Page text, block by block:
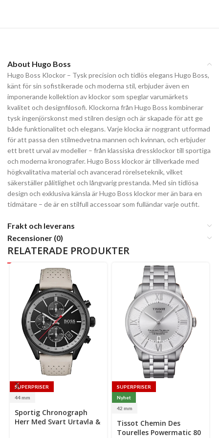
About Hugo Boss
Hugo Boss Klockor – Tysk precision och tidlös elegans Hugo Boss,
känt för sin sofistikerade och moderna stil, erbjuder även en
imponerande kollektion av klockor som speglar varumärkets
kvalitet och designfilosofi. Klockorna från Hugo Boss kombinerar
tysk ingenjörskonst med stilren design och är skapade för att ge
både funktionalitet och elegans. Varje klocka är noggrant utformad
för att passa den stilmedvetna mannen och kvinnan, och erbjuder
ett brett urval av modeller – från klassiska dressklockor till sportiga
och moderna kronografer. Hugo Boss klockor är tillverkade med
högkvalitativa material och avancerad rörelseteknik, vilket
säkerställer pålitlighet och långvarig prestanda. Med sin tidlösa
design och exklusiva känsla är Hugo Boss klockor mer än bara en
tidmätare – de är en stilfull accessoar som fulländar varje outfit.
Frakt och leverans
Recensioner (0)
RELATERADE PRODUKTER
SUPERPRISER
44 mm
options
Sportig Chronograph
Herr Med Svart Urtavla &
SUPERPRISER
Nyhet
42 mm
Tissot Chemin Des
Tourelles Powermatic 80